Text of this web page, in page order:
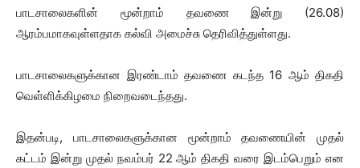
பாடசாலைகளின் மூன்றாம் தவணை இன்று (26.08)
ஆரம்பமாகவுள்ளதாக கல்வி அமைச்சு தெரிவித்துள்ளது.
பாடசாலைகளுக்கான இரண்டாம் தவணை கடந்த 16 ஆம் திகதி
வெள்ளிக்கிழமை நிறைவடைந்தது.
இதன்படி, பாடசாலைகளுக்கான மூன்றாம் தவணையின் முதல்
கட்டம் இன்று முதல் நவம்பர் 22 ஆம் திகதி வரை இடம்பெறும் என